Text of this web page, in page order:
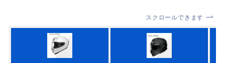
スクロールできます